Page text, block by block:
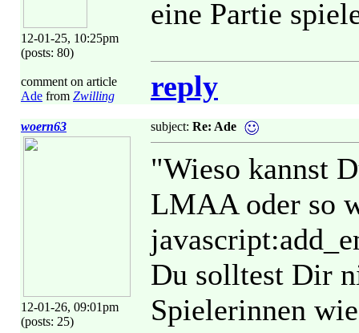
12-01-25, 10:25pm
(posts: 80)
comment on article
Ade from Zwilling
eine Partie
reply
woern63
12-01-26, 09:01pm
(posts: 25)
subject: Re: Ade
"Wieso kannst
LMAA oder so
Du solltest Dir
Spielerinnen